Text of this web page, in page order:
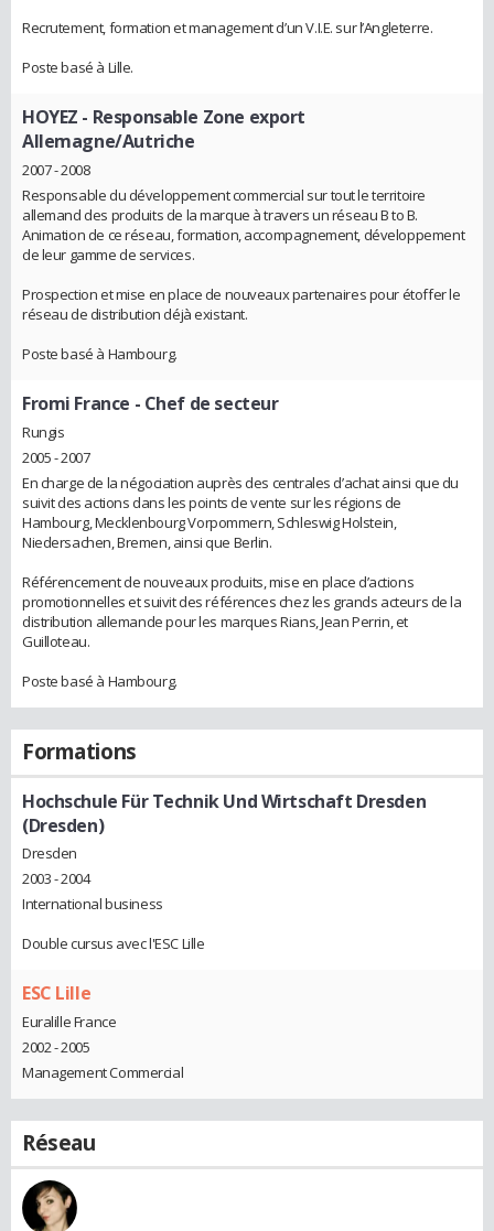
Recrutement, formation et management d’un V.I.E. sur l’Angleterre.
Poste basé à Lille.
HOYEZ - Responsable Zone export
Allemagne/Autriche
2007 - 2008
Responsable du développement commercial sur tout le territoire
allemand des produits de la marque à travers un réseau B to B.
Animation de ce réseau, formation, accompagnement, développement
de leur gamme de services.
Prospection et mise en place de nouveaux partenaires pour étoffer le
réseau de distribution déjà existant.
Poste basé à Hambourg.
Fromi France - Chef de secteur
Rungis
2005 - 2007
En charge de la négociation auprès des centrales d’achat ainsi que du
suivit des actions dans les points de vente sur les régions de
Hambourg, Mecklenbourg Vorpommern, Schleswig Holstein,
Niedersachen, Bremen, ainsi que Berlin.
Référencement de nouveaux produits, mise en place d’actions
promotionnelles et suivit des références chez les grands acteurs de la
distribution allemande pour les marques Rians, Jean Perrin, et
Guilloteau.
Poste basé à Hambourg.
Formations
Hochschule Für Technik Und Wirtschaft Dresden
(Dresden)
Dresden
2003 - 2004
International business
Double cursus avec l'ESC Lille
ESC Lille
Euralille France
2002 - 2005
Management Commercial
Réseau